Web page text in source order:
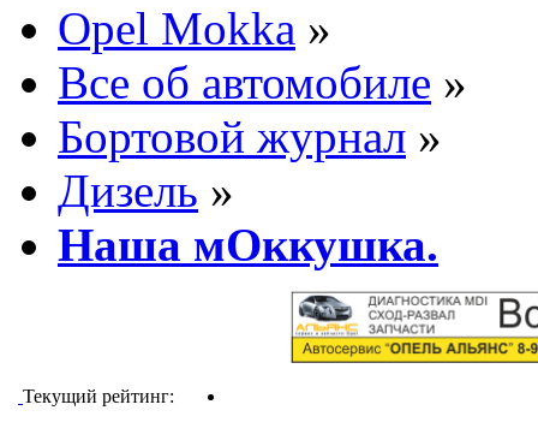
Opel Mokka »
Все об автомобиле »
Бортовой журнал »
Дизель »
Наша мОккушка.
Текущий рейтинг: